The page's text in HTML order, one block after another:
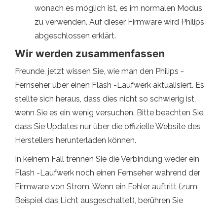
wonach es möglich ist, es im normalen Modus
zu verwenden. Auf dieser Firmware wird Philips
abgeschlossen erklärt.
Wir werden zusammenfassen
Freunde, jetzt wissen Sie, wie man den Philips -
Fernseher über einen Flash -Laufwerk aktualisiert. Es
stellte sich heraus, dass dies nicht so schwierig ist,
wenn Sie es ein wenig versuchen. Bitte beachten Sie,
dass Sie Updates nur über die offizielle Website des
Herstellers herunterladen können.
In keinem Fall trennen Sie die Verbindung weder ein
Flash -Laufwerk noch einen Fernseher während der
Firmware von Strom. Wenn ein Fehler auftritt (zum
Beispiel das Licht ausgeschaltet), berühren Sie